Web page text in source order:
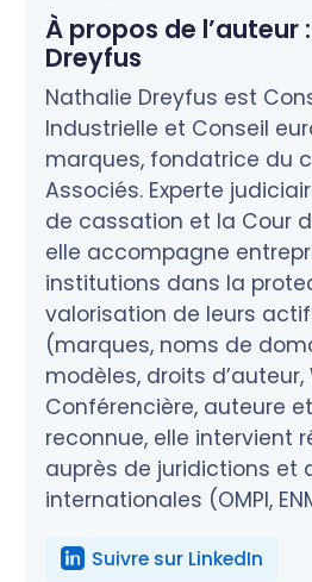
À propos de l’auteur :
Dreyfus
Nathalie Dreyfus est
Industrielle et Conseil
marques, fondatrice du
Associés. Experte
de cassation et la Cour
elle accompagne
institutions dans la
valorisation de leurs
(marques, noms de
modèles, droits d’auteur,
Conférencière, auteure
reconnue, elle intervient
auprès de juridictions et
internationales (OMPI,
Suivre sur LinkedIn